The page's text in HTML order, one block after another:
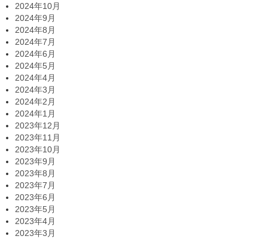
2024年10月
2024年9月
2024年8月
2024年7月
2024年6月
2024年5月
2024年4月
2024年3月
2024年2月
2024年1月
2023年12月
2023年11月
2023年10月
2023年9月
2023年8月
2023年7月
2023年6月
2023年5月
2023年4月
2023年3月